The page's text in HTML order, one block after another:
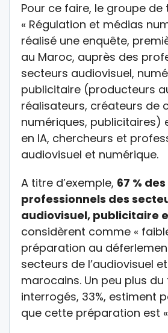
Pour ce faire, le groupe de
« Régulation et médias
réalisé une enquête,
au Maroc, auprès des
secteurs audiovisuel,
publicitaire (producteurs
réalisateurs, créateurs de
numériques, publicitaires)
en IA, chercheurs et
audiovisuel et numérique.
A titre d’exemple, 67 % des
professionnels des
audiovisuel, publicitaire
considèrent comme «
préparation au
secteurs de l’audiovisuel
marocains. Un peu plus du
interrogés, 33%, estiment
que cette préparation est